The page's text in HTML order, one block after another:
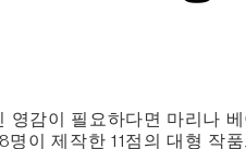
영감이 필요하다면 마리나
명이 제작한 11점의 대형 작